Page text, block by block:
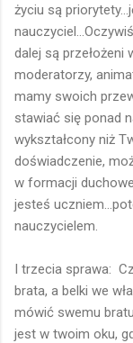
życiu są
dalej są przełożeni
moderatorzy,
mamy swoich
stawiać się ponad
wykształcony niż
doświadczenie,
w formacji
jesteś
nauczycielem.
I trzecia sprawa:
brata, a belki we
mówić swemu
jest w twoim oku,